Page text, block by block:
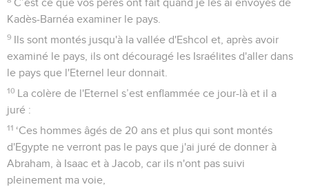
Il leur dit : « Si les Gadites et les Rubénites passent le
l'Eternel, et que le pays vous soit soumis, vous leur donnerez
en propriété la région de Galaad.
s'établiront parmi vous dans le pays de Canaan. »
31
ce que l'Eternel a dit à tes serviteurs.
Nous passerons tout équipés devant l'Eternel au pays de
Canaan, mais nous posséderons notre héritage de ce côté-ci